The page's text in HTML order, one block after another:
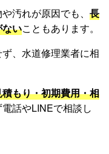
汚れが原因でも、 長
いこともあります。
、水道修理業者に相
積もり・初期費用・相
話やLINEで相談し